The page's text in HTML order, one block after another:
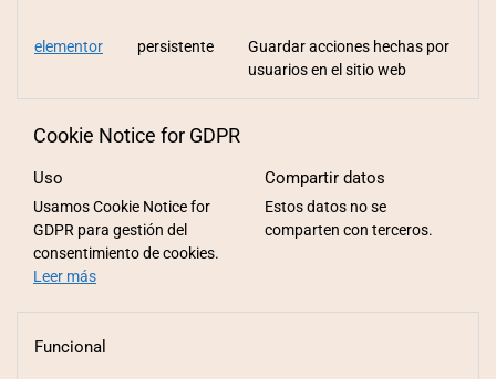
elementor persistente
Guardar acciones hechas por
usuarios en el sitio web
Cookie Notice for GDPR
Uso
Usamos Cookie Notice for
GDPR para gestión del
consentimiento de cookies.
Leer más
Compartir datos
Estos datos no se
comparten con terceros.
Funcional